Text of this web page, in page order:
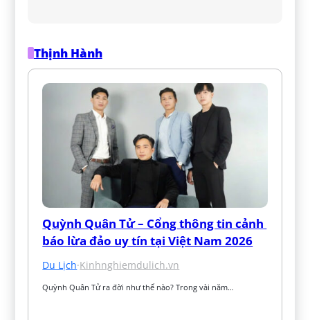
Thịnh Hành
Quỳnh Quân Tử – Cổng thông tin cảnh
báo lừa đảo uy tín tại Việt Nam 2026
Du Lịch·Kinhnghiemdulich.vn
Quỳnh Quân Tử ra đời như thế nào? Trong vài năm…